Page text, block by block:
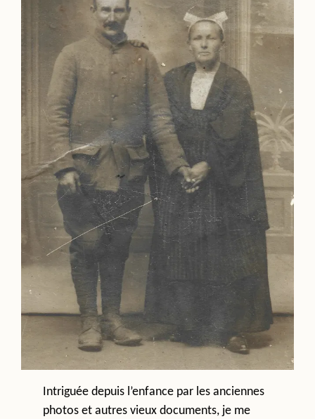
Intriguée depuis l’enfance par les anciennes
photos et autres vieux documents, je me